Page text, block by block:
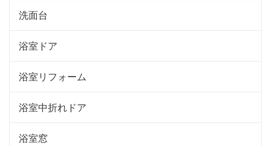
洗面台
浴室ドア
浴室リフォーム
浴室中折れドア
浴室窓